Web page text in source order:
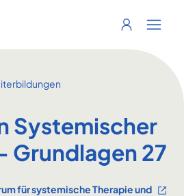
Login
Systemischer
Grundlagen 27
für systemische Therapie und